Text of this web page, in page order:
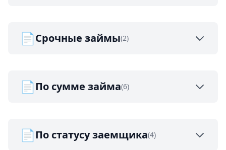
📄Срочные займы(2)
📄По сумме займа(6)
📄По статусу заемщика(4)